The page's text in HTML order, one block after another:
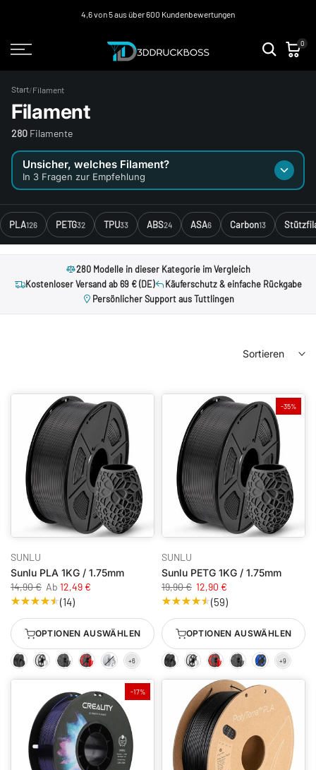
springen
4,6 von 5 aus über 600 Kundenbewertungen
0
Start/Filament
Filament
280 Filamente
Unsicher, welches Filament?
In 3 Fragen zur Empfehlung
PLA126 PETG32 TPU33 ABS24 ASA6 Carbon13
280 Modelle in dieser Kategorie im Vergleich
Kostenloser Versand ab 69 € (DE)
Käuferschutz & einfache Rückgabe
Persönlicher Support aus Tuttlingen
Sortieren
SUNLU
Sunlu PLA 1KG / 1.75mm
14,90 € Ab 12,49 €
(14)
OPTIONEN AUSWÄHLEN
-35%
SUNLU
Sunlu PETG 1KG / 1.75mm
19,90 € 12,90 €
(59)
OPTIONEN AUSWÄHLEN
-17%